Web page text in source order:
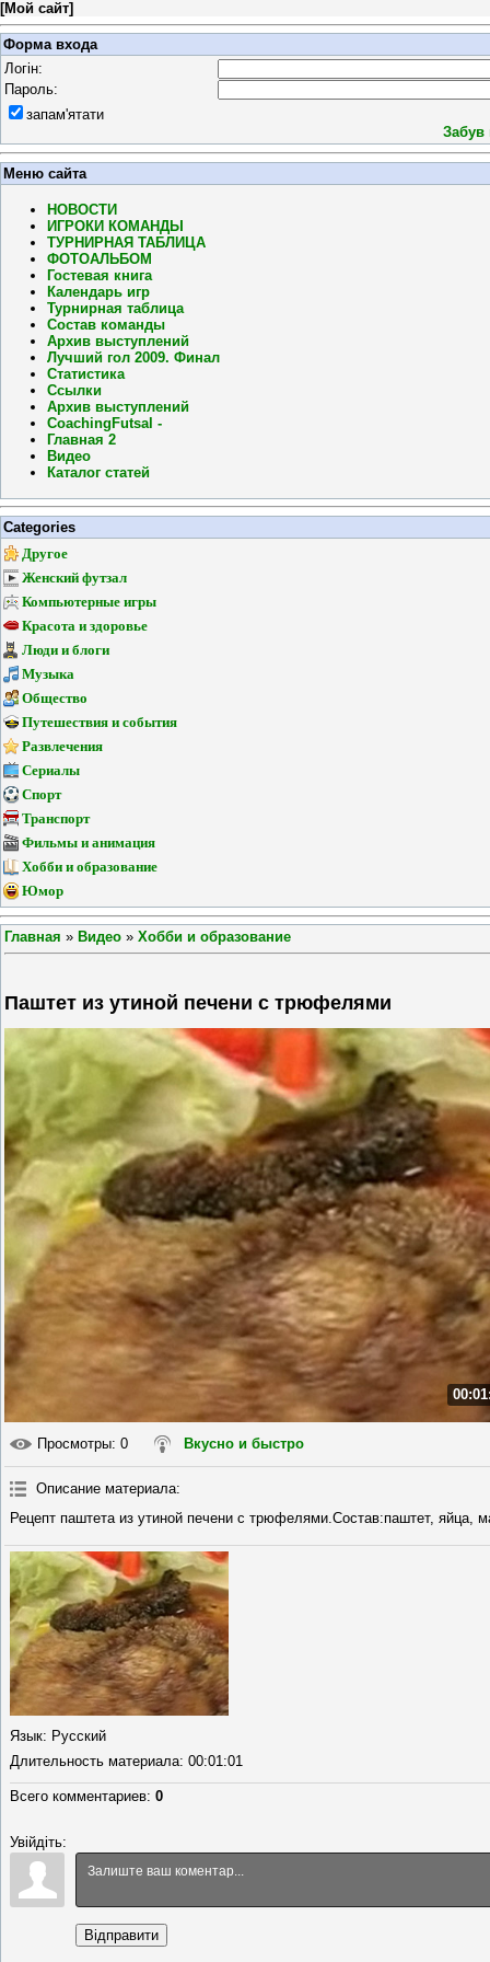
[Мой сайт]
Форма входа
Логін:
Пароль:
запам'ятати
Забув
Меню сайта
НОВОСТИ
ИГРОКИ КОМАНДЫ
ТУРНИРНАЯ ТАБЛИЦА
ФОТОАЛЬБОМ
Гостевая книга
Календарь игр
Турнирная таблица
Состав команды
Архив выступлений
Лучший гол 2009. Финал
Статистика
Ссылки
Архив выступлений
CoachingFutsal -
Главная 2
Видео
Каталог статей
Categories
Другое
Женский футзал
Компьютерные игры
Красота и здоровье
Люди и блоги
Музыка
Общество
Путешествия и события
Развлечения
Сериалы
Спорт
Транспорт
Фильмы и анимация
Хобби и образование
Юмор
Главная » Видео » Хобби и образование
Паштет из утиной печени с трюфелями
Просмотры: 0 Вкусно и быстро
Описание материала:
Рецепт паштета из утиной печени с трюфелями.Состав:паштет, яйца,
Язык: Русский
Длительность материала: 00:01:01
Всего комментариев: 0
Увійдіть:
Відправити